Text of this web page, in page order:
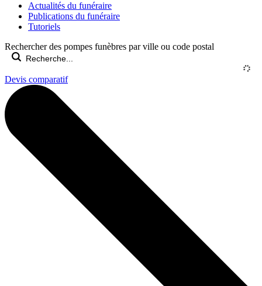
Actualités du funéraire
Publications du funéraire
Tutoriels
Rechercher des pompes funèbres par ville ou code postal
Devis comparatif